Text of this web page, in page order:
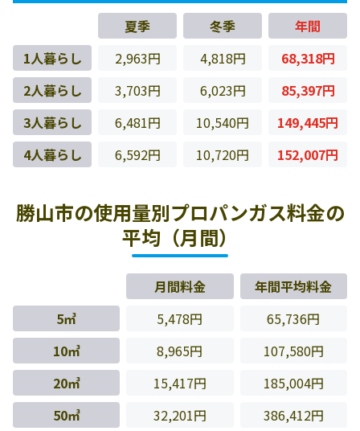
夏季 冬季
年間
1人暮らし
2,963円 4,818円
68,318円
2人暮らし
3,703円 6,023円
85,397円
3人暮らし
6,481円 10,540円
149,445円
4人暮らし
6,592円 10,720円 152,007円
勝山市の使用量別プロパンガス料金の
平均（月間）
月間料金
年間平均料金
5㎥
5,478円
65,736円
10㎥
8,965円
107,580円
20㎥
15,417円
185,004円
50㎥
32,201円 386,412円